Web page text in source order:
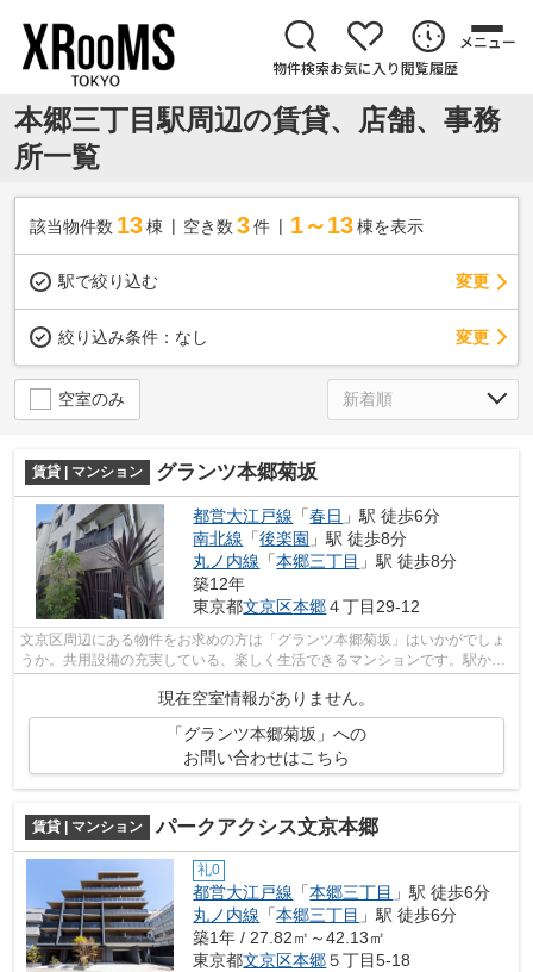
物件検索お気に入り閲覧履歴
メニュー
本郷三丁目駅周辺の賃貸、店舗、事務
所一覧
該当物件数 13棟 空き数 3 件 1～13 棟を表示
駅で絞り込む 変更
絞り込み条件： なし 変更
空室のみ
賃貸 | マンション グランツ本郷菊坂
都営大江戸線 「春日 」駅 徒歩6分
南北線 「後楽園 」駅 徒歩8分
丸ノ内線 「本郷三丁目 」駅 徒歩8分
築12年
東京都文京区本郷４丁目29-12
文京区周辺にある物件をお求めの方は「グランツ本郷菊坂」はいかがでしょ
うか。共用設備の充実している、楽しく生活できるマンションです。駅から
徒歩6分に立地する、魅力的な駅近物件...
現在空室情報がありません。
「グランツ本郷菊坂」への
お問い合わせはこちら
賃貸 | マンション パークアクシス文京本郷
礼0
都営大江戸線 「本郷三丁目 」駅 徒歩6分
丸ノ内線 「本郷三丁目 」駅 徒歩6分
築1年 / 27.82㎡～42.13㎡
東京都文京区本郷５丁目5-18